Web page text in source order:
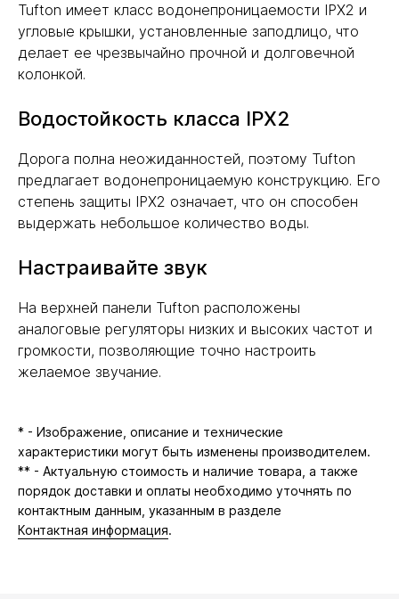
Tufton имеет класс водонепроницаемости IPX2 и
угловые крышки, установленные заподлицо, что
делает ее чрезвычайно прочной и долговечной
колонкой.
Водостойкость класса IPX2
Дорога полна неожиданностей, поэтому Tufton
предлагает водонепроницаемую конструкцию. Его
степень защиты IPX2 означает, что он способен
выдержать небольшое количество воды.
Настраивайте звук
На верхней панели Tufton расположены
аналоговые регуляторы низких и высоких частот и
громкости, позволяющие точно настроить
желаемое звучание.
* - Изображение, описание и технические
характеристики могут быть изменены производителем.
** - Актуальную стоимость и наличие товара, а также
порядок доставки и оплаты необходимо уточнять по
контактным данным, указанным в разделе
Контактная информация.